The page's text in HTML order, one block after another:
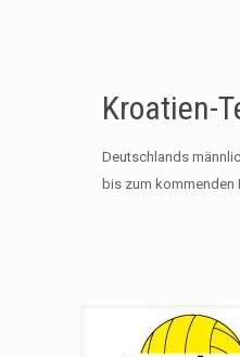
Kroatien-
Deutschlands
bis zum kommenden